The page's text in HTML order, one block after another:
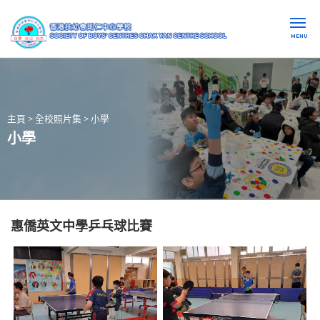
MENU
主頁 > 全校照片集 > 小學
小學
惠僑英文中學乒乓球比賽